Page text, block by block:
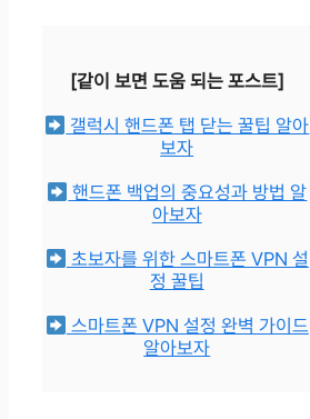
[같이 보면 도움 되는 포스트]
갤럭시 핸드폰 탭 닫는 꿀팁 알아
보자
핸드폰 백업의 중요성과 방법 알
아보자
초보자를 위한 스마트폰 VPN 설
정 꿀팁
스마트폰 VPN 설정 완벽 가이드
알아보자